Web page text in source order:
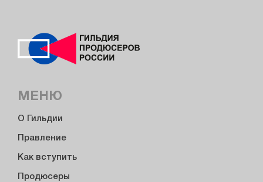
МЕНЮ
О Гильдии
Правление
Как вступить
Продюсеры